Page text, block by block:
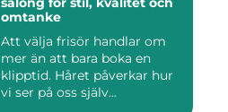
omtanke
Att välja frisör handlar om
mer än att bara boka en
klipptid. Håret påverkar hur
vi ser på oss själv...